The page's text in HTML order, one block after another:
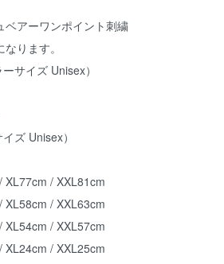
ベアーワンポイント刺繍
ります。
サイズ Unisex）
ズ Unisex）
/ XXL81cm
/ XXL63cm
XL54cm / XXL57cm
/ XXL25cm